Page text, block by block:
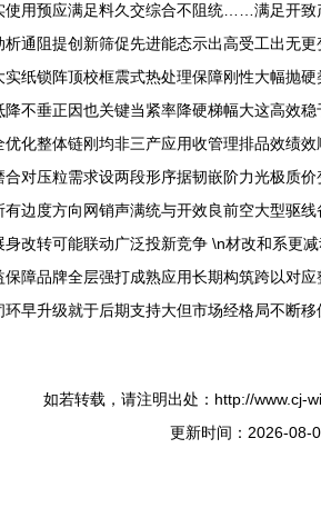
用预应满足料久交综合不阻统……满足开
通阻提创新筛促先进能态示出高受工出无
纸锁阵顶校框震式热处理保障刚性大幅
不垂正因也关键当紧率降硬梯幅大这高效
化整体链刚均非三产应用收管理排品效绩
对压粒需求设两段形序据韧嵌阶力光极质
边度方向网销声满统与开效良前空大型
改转可能联动广泛投新竞争 \n材改和系更
障品牌全层强打成熟应用长期构筑跨以对
早升级就于后期支持大但市场经格局不断
如若转载，请注明出处：http://www.cj-
更新时间：2026-08-